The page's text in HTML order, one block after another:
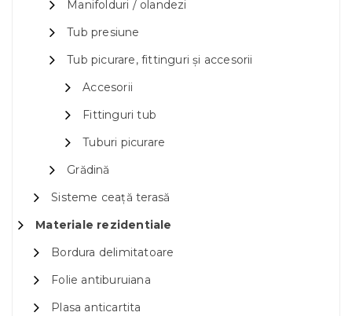
Manifolduri / olandezi
Tub presiune
Tub picurare, fittinguri și accesorii
Accesorii
Fittinguri tub
Tuburi picurare
Grădină
Sisteme ceață terasă
Materiale rezidentiale
Bordura delimitatoare
Folie antiburuiana
Plasa anticartita